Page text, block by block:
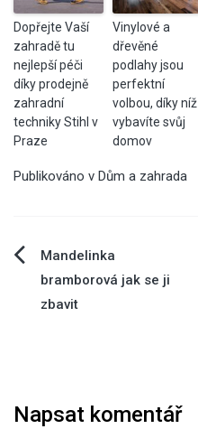
Dopřejte Vaší
zahradě tu
nejlepší péči
díky prodejně
zahradní
techniky Stihl v
Praze
Vinylové a
dřevěné
podlahy jsou
perfektní
volbou, díky níž
vybavíte svůj
domov
Publikováno v Dům a zahrada
Navigace
pro
Mandelinka
bramborová jak se ji
zbavit
Napsat komentář